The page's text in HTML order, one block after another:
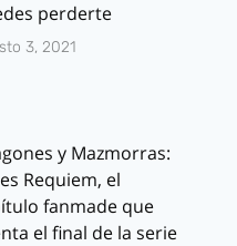
perderte
3, 2021
y Mazmorras:
Requiem, el
fanmade que
el final de la serie